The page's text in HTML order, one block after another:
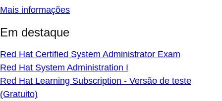
Mais informações
Em destaque
Red Hat Certified System Administrator Exam
Red Hat System Administration I
Red Hat Learning Subscription - Versão de teste
(Gratuito)